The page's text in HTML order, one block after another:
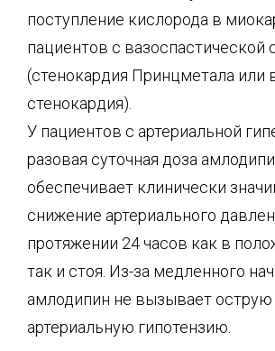
поступление кислорода в
пациентов с вазоспастической
(стенокардия Принцметала или
стенокардия).
У пациентов с артериальной
разовая суточная доза
обеспечивает клинически
снижение артериального
протяжении 24 часов как в
так и стоя. Из-за медленного
амлодипин не вызывает острую
артериальную гипотензию.